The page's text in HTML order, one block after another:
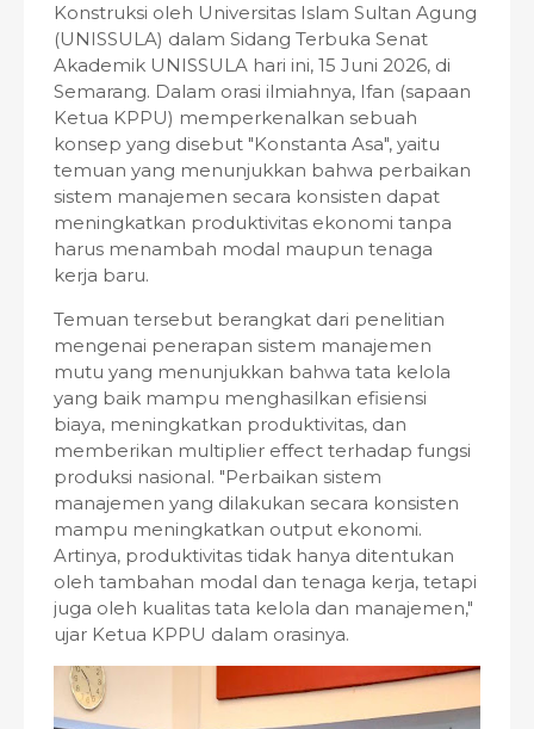
Konstruksi oleh Universitas Islam Sultan Agung
(UNISSULA) dalam Sidang Terbuka Senat
Akademik UNISSULA hari ini, 15 Juni 2026, di
Semarang. Dalam orasi ilmiahnya, Ifan (sapaan
Ketua KPPU) memperkenalkan sebuah
konsep yang disebut "Konstanta Asa", yaitu
temuan yang menunjukkan bahwa perbaikan
sistem manajemen secara konsisten dapat
meningkatkan produktivitas ekonomi tanpa
harus menambah modal maupun tenaga
kerja baru.
Temuan tersebut berangkat dari penelitian
mengenai penerapan sistem manajemen
mutu yang menunjukkan bahwa tata kelola
yang baik mampu menghasilkan efisiensi
biaya, meningkatkan produktivitas, dan
memberikan multiplier effect terhadap fungsi
produksi nasional. "Perbaikan sistem
manajemen yang dilakukan secara konsisten
mampu meningkatkan output ekonomi.
Artinya, produktivitas tidak hanya ditentukan
oleh tambahan modal dan tenaga kerja, tetapi
juga oleh kualitas tata kelola dan manajemen,"
ujar Ketua KPPU dalam orasinya.